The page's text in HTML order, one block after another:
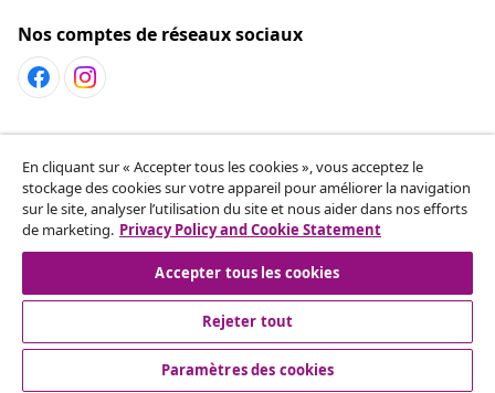
Nos comptes de réseaux sociaux
Service Clients
vidaXL
© 2008-2026 vidaXL fr.vidaxl.ca est une boutique en ligne de
vidaXL Markerplace LTD.
En cliquant sur « Accepter tous les cookies », vous acceptez le
stockage des cookies sur votre appareil pour améliorer la navigation
sur le site, analyser l’utilisation du site et nous aider dans nos efforts
de marketing. Privacy Policy and Cookie Statement
Accepter tous les cookies
Rejeter tout
Paramètres des cookies